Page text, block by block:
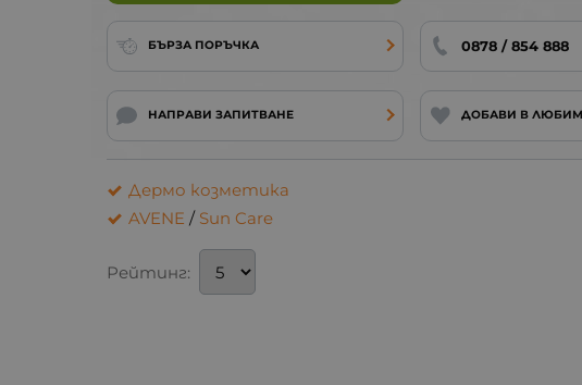
БЪРЗА ПОРЪЧКА 0878 / 854 888
НАПРАВИ ЗАПИТВАНЕ ДОБАВИ В
Дермо козметика
AVENE / Sun Care
Рейтинг: